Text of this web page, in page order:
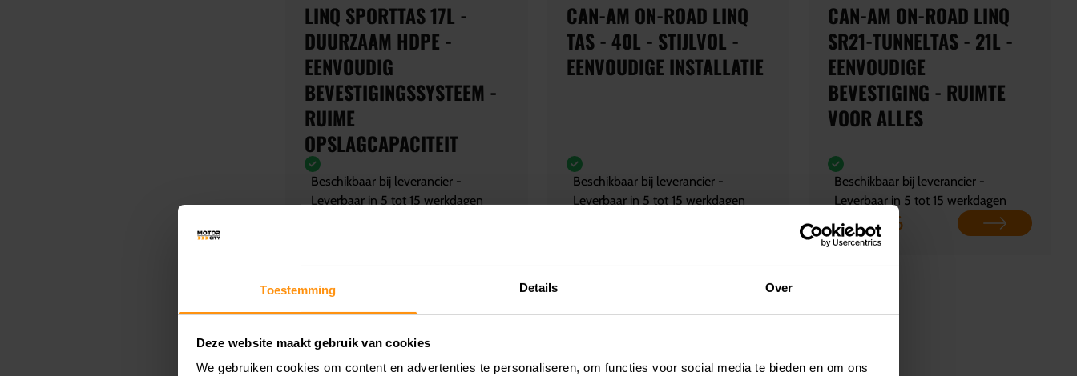
Toestemming Details Over
Deze website maakt gebruik van cookies
We gebruiken cookies om content en advertenties te personaliseren, om functies voor social media te bieden en om ons
LINQ SPORTTAS 17L -
DUURZAAM HDPE -
EENVOUDIG
BEVESTIGINGSSYSTEEM -
RUIME
OPSLAGCAPACITEIT
Beschikbaar bij leverancier -
Leverbaar in 5 tot 15 werkdagen
CAN-AM ON-ROAD LINQ
TAS - 40L - STIJLVOL -
EENVOUDIGE INSTALLATIE
Beschikbaar bij leverancier -
Leverbaar in 5 tot 15 werkdagen
CAN-AM ON-ROAD LINQ
SR21-TUNNELTAS - 21L -
EENVOUDIGE
BEVESTIGING - RUIMTE
VOOR ALLES
Beschikbaar bij leverancier -
Leverbaar in 5 tot 15 werkdagen
€ 246,66